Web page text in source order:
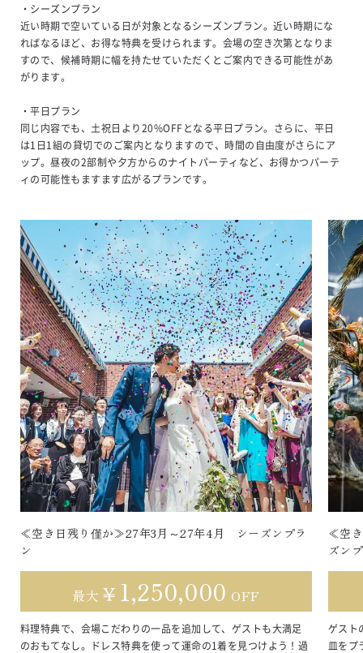
・シーズンプラン
近い時期で空いている日が対象となるシーズンプラン。近い時期にな
ればなるほど、お得な特典を受けられます。会場の空き次第となりま
すので、候補時期に幅を持たせていただくとご案内できる可能性があ
がります。
・平日プラン
同じ内容でも、土祝日より20%OFFとなる平日プラン。さらに、平日
は1日1組の貸切でのご案内となりますので、時間の自由度がさらにア
ップ。昼夜の2部制や夕方からのナイトパーティなど、お得かつパーテ
ィの可能性もますます広がるプランです。
≪空き日残り僅か≫27年3月～27年4月 シーズンプラ
ン
最大 ￥ 1,250,000 OFF
料理特典で、会場こだわりの一品を追加して、ゲストも大満足
のおもてなし。ドレス特典を使って運命の1着を見つけよう！過
≪空
ズン
ゲスト
皿をプ